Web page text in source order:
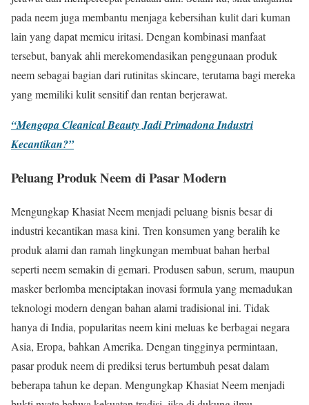
pada neem juga membantu menjaga kebersihan kulit dari kuman
lain yang dapat memicu iritasi. Dengan kombinasi manfaat
tersebut, banyak ahli merekomendasikan penggunaan produk
neem sebagai bagian dari rutinitas skincare, terutama bagi mereka
yang memiliki kulit sensitif dan rentan berjerawat.
“Mengapa Cleanical Beauty Jadi Primadona Industri
Kecantikan?”
Peluang Produk Neem di Pasar Modern
Mengungkap Khasiat Neem menjadi peluang bisnis besar di
industri kecantikan masa kini. Tren konsumen yang beralih ke
produk alami dan ramah lingkungan membuat bahan herbal
seperti neem semakin di gemari. Produsen sabun, serum, maupun
masker berlomba menciptakan inovasi formula yang memadukan
teknologi modern dengan bahan alami tradisional ini. Tidak
hanya di India, popularitas neem kini meluas ke berbagai negara
Asia, Eropa, bahkan Amerika. Dengan tingginya permintaan,
pasar produk neem di prediksi terus bertumbuh pesat dalam
beberapa tahun ke depan. Mengungkap Khasiat Neem menjadi